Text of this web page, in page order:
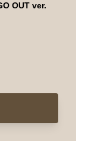
OUT ver.